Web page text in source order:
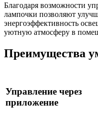
Благодаря возможности
лампочки позволяют
энергоэффективность
уютную атмосферу в
Преимущества
Управление через
приложение